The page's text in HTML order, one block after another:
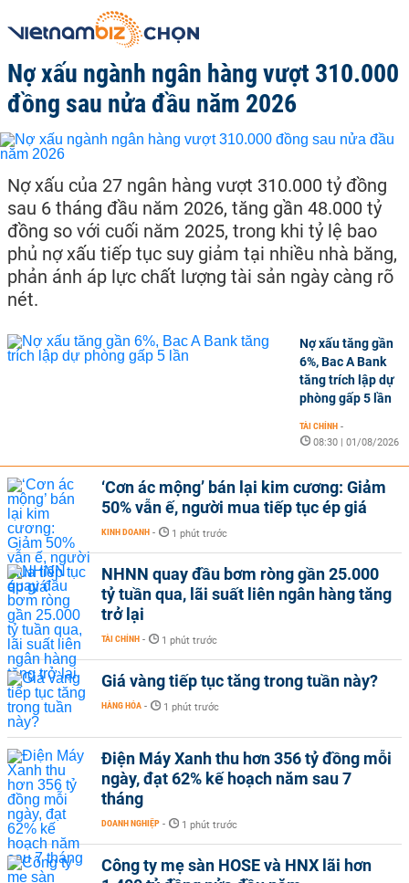
Nợ xấu ngành ngân hàng vượt 310.000
đồng sau nửa đầu năm 2026
Nợ xấu của 27 ngân hàng vượt 310.000 tỷ đồng
sau 6 tháng đầu năm 2026, tăng gần 48.000 tỷ
đồng so với cuối năm 2025, trong khi tỷ lệ bao
phủ nợ xấu tiếp tục suy giảm tại nhiều nhà băng,
phản ánh áp lực chất lượng tài sản ngày càng rõ
nét.
Nợ xấu tăng gần
6%, Bac A Bank
tăng trích lập dự
phòng gấp 5 lần
TÀI CHÍNH -
08:30 | 01/08/2026
‘Cơn ác mộng’ bán lại kim cương: Giảm
50% vẫn ế, người mua tiếp tục ép giá
KINH DOANH - 1 phút trước
NHNN quay đầu bơm ròng gần 25.000
tỷ tuần qua, lãi suất liên ngân hàng tăng
trở lại
TÀI CHÍNH - 1 phút trước
Giá vàng tiếp tục tăng trong tuần này?
HÀNG HÓA - 1 phút trước
Điện Máy Xanh thu hơn 356 tỷ đồng mỗi
ngày, đạt 62% kế hoạch năm sau 7
tháng
DOANH NGHIỆP - 1 phút trước
Công ty mẹ sàn HOSE và HNX lãi hơn